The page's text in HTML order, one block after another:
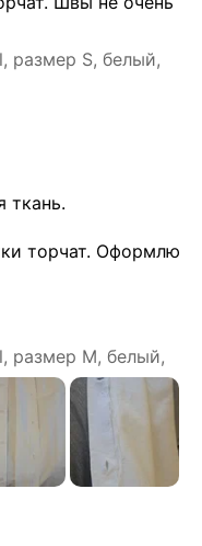
размер S, белый,
ткань.
торчат. Оформлю
размер M, белый,